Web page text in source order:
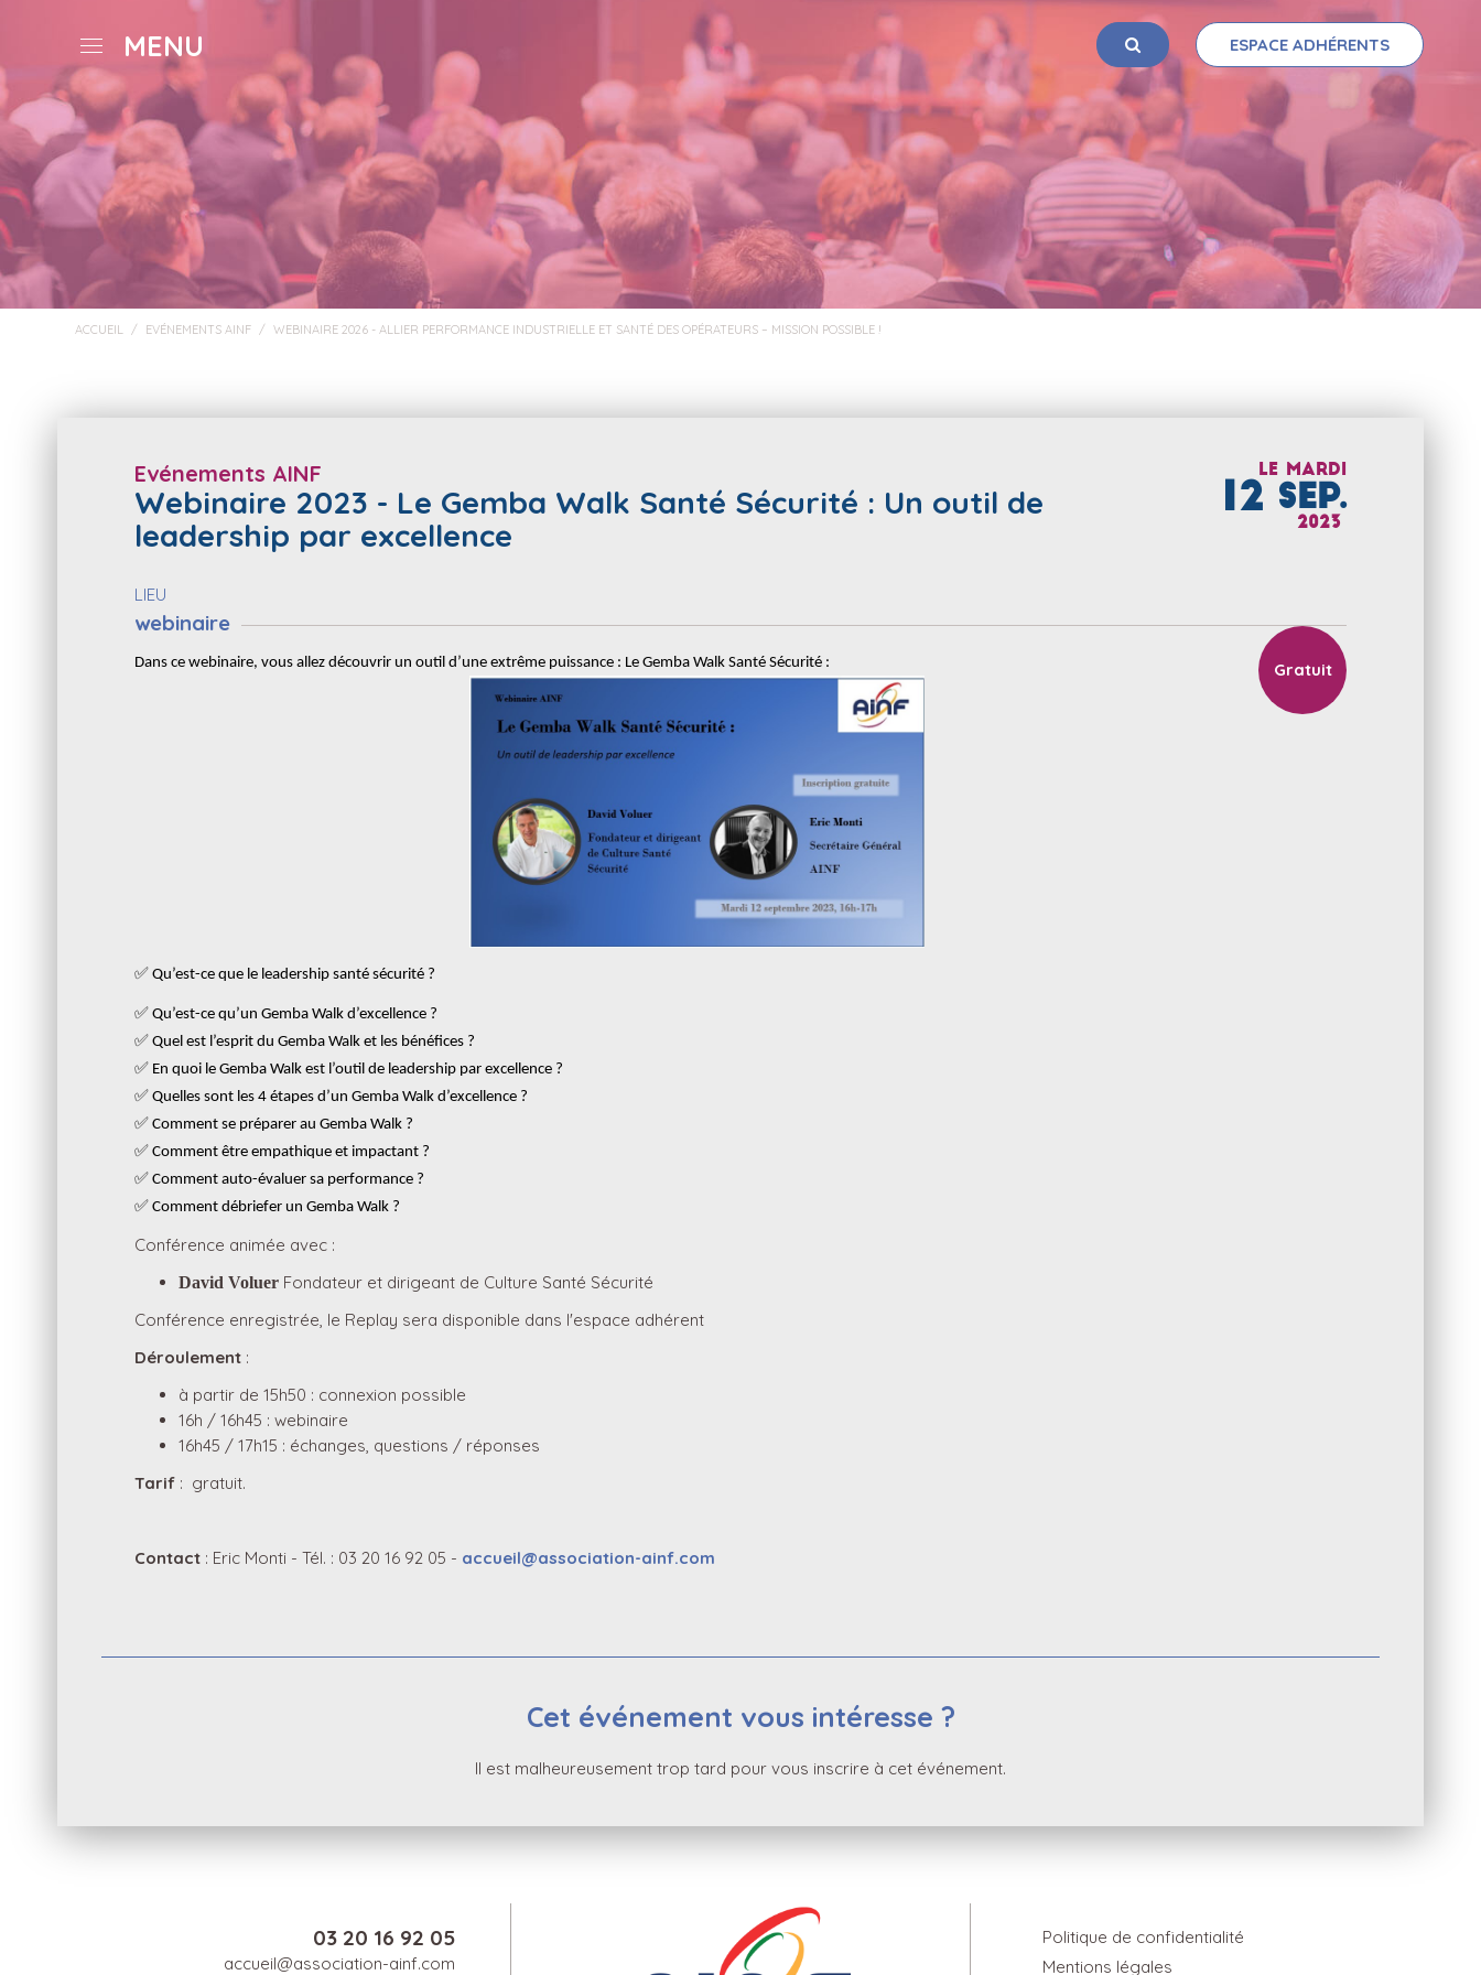
MENU OK
ESPACE ADHÉRENTS
ACCUEIL / EVÉNEMENTS AINF / WEBINAIRE 2026 - ALLIER PERFORMANCE INDUSTRIELLE ET SANTÉ DES OPÉRATEURS – MISSION POSSIBLE !
Evénements AINF
Webinaire 2023 - Le Gemba Walk Santé Sécurité : Un outil de
leadership par excellence
Le mardi
12 SEP.
2023
LIEU
webinaire
Gratuit
Dans ce webinaire, vous allez découvrir un outil d’une extrême puissance : Le Gemba Walk Santé Sécurité :
✅ Qu’est-ce que le leadership santé sécurité ?
✅ Qu’est-ce qu’un Gemba Walk d’excellence ?
✅ Quel est l’esprit du Gemba Walk et les bénéfices ?
✅ En quoi le Gemba Walk est l’outil de leadership par excellence ?
✅ Quelles sont les 4 étapes d’un Gemba Walk d’excellence ?
✅ Comment se préparer au Gemba Walk ?
✅ Comment être empathique et impactant ?
✅ Comment auto-évaluer sa performance ?
✅ Comment débriefer un Gemba Walk ?
Conférence animée avec :
David Voluer Fondateur et dirigeant de Culture Santé Sécurité
Conférence enregistrée, le Replay sera disponible dans l'espace adhérent
Déroulement :
à partir de 15h50 : connexion possible
16h / 16h45 : webinaire
16h45 / 17h15 : échanges, questions / réponses
Tarif : gratuit.
Contact : Eric Monti - Tél. : 03 20 16 92 05 - accueil@association-ainf.com
Cet événement vous intéresse ?
Il est malheureusement trop tard pour vous inscrire à cet événement.
03 20 16 92 05
accueil@association-ainf.com
Politique de confidentialité
Mentions légales